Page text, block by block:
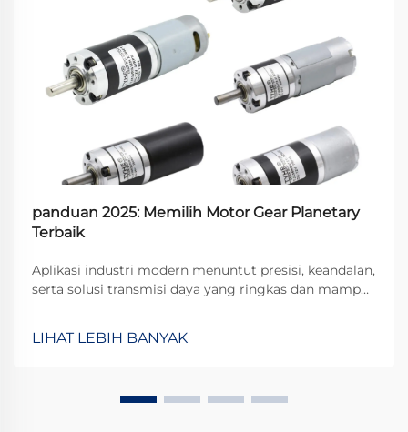
panduan 2025: Memilih Motor Gear Planetary
Terbaik
Aplikasi industri modern menuntut presisi, keandalan,
serta solusi transmisi daya yang ringkas dan mampu
teknik dalam teknologi transmisi daya.
LIHAT LEBIH BANYAK